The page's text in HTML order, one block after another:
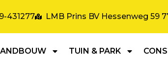
431277 LMB Prins BV Hessenweg 59
TUIN & PARK